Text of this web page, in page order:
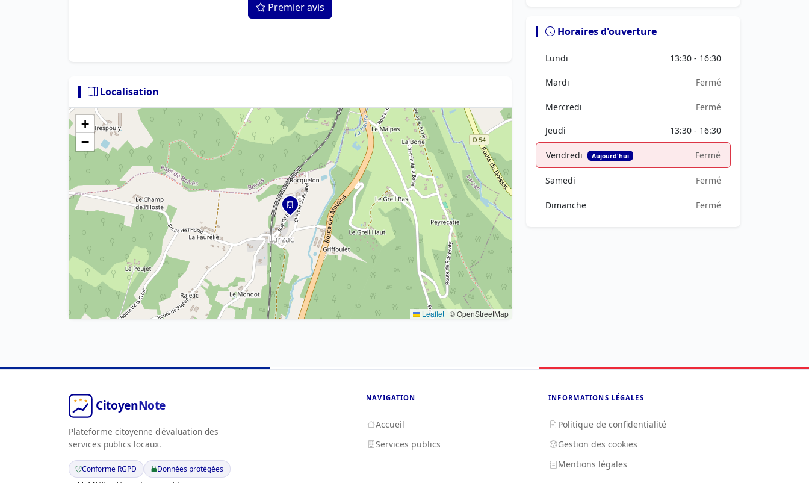
Premier avis
Localisation
+
−
Leaflet | © OpenStreetMap
Horaires d'ouverture
Lundi 13:30 - 16:30
Mardi Fermé
Mercredi Fermé
Jeudi 13:30 - 16:30
Vendredi Aujourd'hui Fermé
Samedi Fermé
Dimanche Fermé
Plateforme citoyenne d'évaluation des
services publics locaux.
Conforme RGPD Données protégées
NAVIGATION
Accueil
Services publics
INFORMATIONS LÉGALES
Politique de confidentialité
Gestion des cookies
Mentions légales